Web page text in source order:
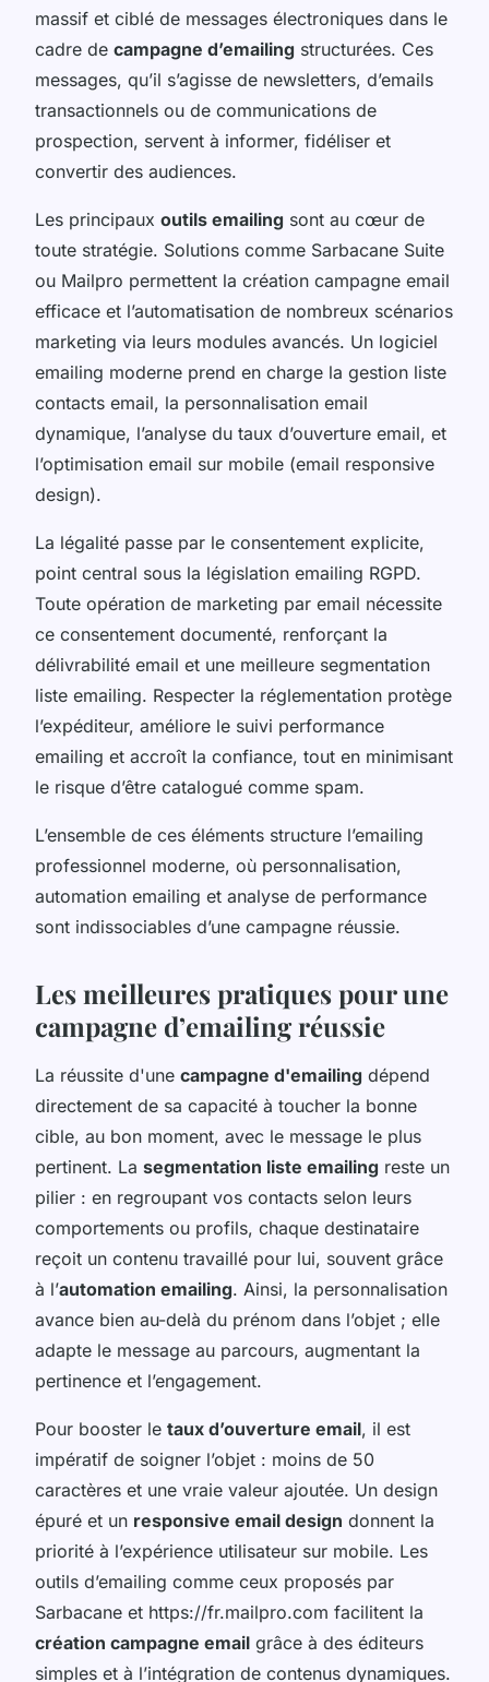
massif et ciblé de messages électroniques dans le
cadre de campagne d’emailing structurées. Ces
messages, qu’il s’agisse de newsletters, d’emails
transactionnels ou de communications de
prospection, servent à informer, fidéliser et
convertir des audiences.
Les principaux outils emailing sont au cœur de
toute stratégie. Solutions comme Sarbacane Suite
ou Mailpro permettent la création campagne email
efficace et l’automatisation de nombreux scénarios
marketing via leurs modules avancés. Un logiciel
emailing moderne prend en charge la gestion liste
contacts email, la personnalisation email
dynamique, l’analyse du taux d’ouverture email, et
l’optimisation email sur mobile (email responsive
design).
La légalité passe par le consentement explicite,
point central sous la législation emailing RGPD.
Toute opération de marketing par email nécessite
ce consentement documenté, renforçant la
délivrabilité email et une meilleure segmentation
liste emailing. Respecter la réglementation protège
l’expéditeur, améliore le suivi performance
emailing et accroît la confiance, tout en minimisant
le risque d’être catalogué comme spam.
L’ensemble de ces éléments structure l’emailing
professionnel moderne, où personnalisation,
automation emailing et analyse de performance
sont indissociables d’une campagne réussie.
Les meilleures pratiques pour une
campagne d’emailing réussie
La réussite d'une campagne d'emailing dépend
directement de sa capacité à toucher la bonne
cible, au bon moment, avec le message le plus
pertinent. La segmentation liste emailing reste un
pilier : en regroupant vos contacts selon leurs
comportements ou profils, chaque destinataire
reçoit un contenu travaillé pour lui, souvent grâce
à l’automation emailing. Ainsi, la personnalisation
avance bien au-delà du prénom dans l’objet ; elle
adapte le message au parcours, augmentant la
pertinence et l’engagement.
Pour booster le taux d’ouverture email, il est
impératif de soigner l’objet : moins de 50
caractères et une vraie valeur ajoutée. Un design
épuré et un responsive email design donnent la
priorité à l’expérience utilisateur sur mobile. Les
outils d’emailing comme ceux proposés par
Sarbacane et https://fr.mailpro.com facilitent la
création campagne email grâce à des éditeurs
simples et à l’intégration de contenus dynamiques.